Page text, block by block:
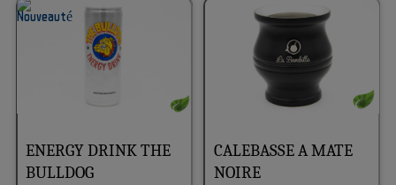
ENERGY DRINK THE
BULLDOG
CALEBASSE A MATE
NOIRE